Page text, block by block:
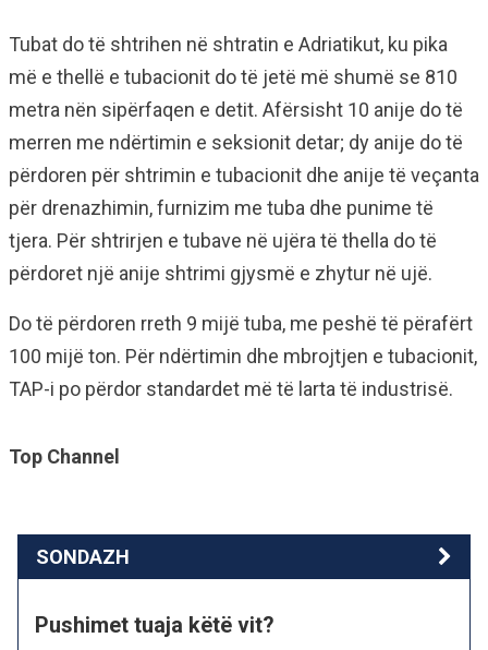
Tubat do të shtrihen në shtratin e Adriatikut, ku pika
më e thellë e tubacionit do të jetë më shumë se 810
metra nën sipërfaqen e detit. Afërsisht 10 anije do të
merren me ndërtimin e seksionit detar; dy anije do të
përdoren për shtrimin e tubacionit dhe anije të veçanta
për drenazhimin, furnizim me tuba dhe punime të
tjera. Për shtrirjen e tubave në ujëra të thella do të
përdoret një anije shtrimi gjysmë e zhytur në ujë.
Do të përdoren rreth 9 mijë tuba, me peshë të përafërt
100 mijë ton. Për ndërtimin dhe mbrojtjen e tubacionit,
TAP-i po përdor standardet më të larta të industrisë.
Top Channel
SONDAZH
Pushimet tuaja këtë vit?